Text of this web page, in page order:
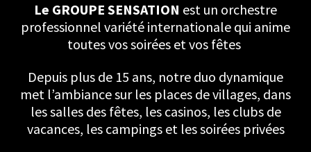
Le GROUPE SENSATION est un orchestre
professionnel variété internationale qui anime
toutes vos soirées et vos fêtes
Depuis plus de 15 ans, notre duo dynamique
met l’ambiance sur les places de villages, dans
les salles des fêtes, les casinos, les clubs de
vacances, les campings et les soirées privées